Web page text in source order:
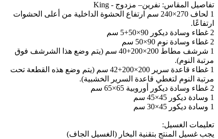
تفاصيل المقاس: نفرين– مزدوج - King
1 لحاف 270×240 سم ارتفاع الحشوة الداخلية من أعلى الحشوات
ارتفاعًا.
2 غطاء وسادة ديكور 90×50+5 سم
2 غطاء وسادة نوم 90×50 سم
1 شرشف مطاط 200×200+40 سم (يتم وضع هذا الشرشف فوق
مرتبة النوم).
1 غطاء قاعدة سرير 200×200+42 سم (يتم وضع هذه القطعة تحت
مرتبة النوم لتغطي قاعدة السرير الخشبية).
2 غطاء وسادة ديكور أوروبية 65×65 سم
1 وسادة ديكور 45×45 سم
1 وسادة ديكور 45×30 سم
تعليمات الغسيل:
يجب غسيل المنتج بتقنية البخار (الغسيل الجاف)